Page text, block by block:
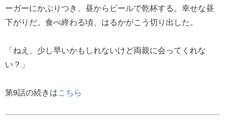
ーガーにかぶりつき、昼からビールで乾杯する。幸せな昼
下がりだ。食べ終わる頃、はるかがこう切り出した。
「ねえ、少し早いかもしれないけど両親に会ってくれな
い？」
第9話の続きはこちら